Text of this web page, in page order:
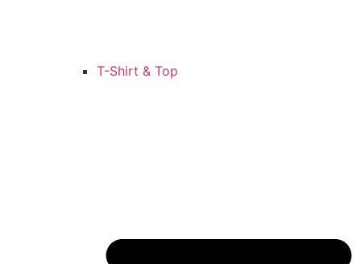
T-Shirt & Top